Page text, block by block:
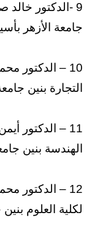
9 -الدكتور خالد
جامعة الأزهر
10 – الدكتور
التجارة بنين
11 – الدكتور
الهندسة بنين
12 – الدكتور
لكلية العلوم